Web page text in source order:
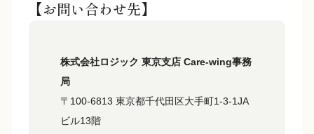
【お問い合わせ先】
株式会社ロジック 東京支店 Care-wing事務
局
〒100-6813 東京都千代田区大手町1-3-1JA
ビル13階